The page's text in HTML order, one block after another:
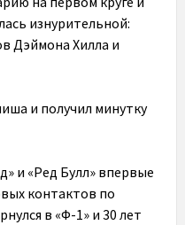
изнурительной:
Дэймона Хилла и
и получил минутку
и «Ред Булл» впервые
контактов по
в «Ф-1» и 30 лет